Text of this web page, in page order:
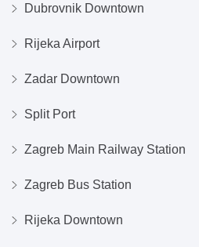
Dubrovnik Downtown
Rijeka Airport
Zadar Downtown
Split Port
Zagreb Main Railway Station
Zagreb Bus Station
Rijeka Downtown